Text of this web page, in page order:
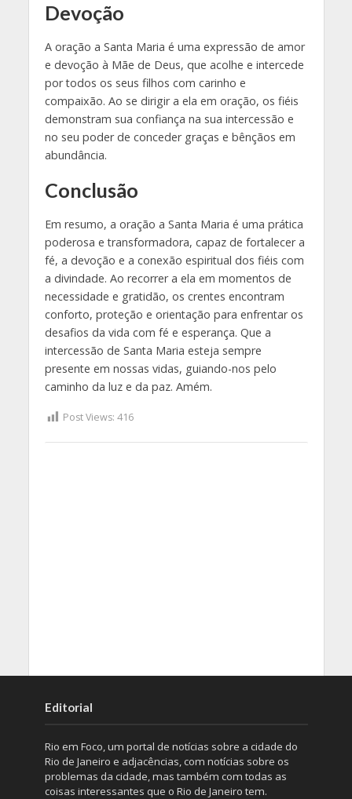
Devoção
A oração a Santa Maria é uma expressão de amor
e devoção à Mãe de Deus, que acolhe e intercede
por todos os seus filhos com carinho e
compaixão. Ao se dirigir a ela em oração, os fiéis
demonstram sua confiança na sua intercessão e
no seu poder de conceder graças e bênçãos em
abundância.
Conclusão
Em resumo, a oração a Santa Maria é uma prática
poderosa e transformadora, capaz de fortalecer a
fé, a devoção e a conexão espiritual dos fiéis com
a divindade. Ao recorrer a ela em momentos de
necessidade e gratidão, os crentes encontram
conforto, proteção e orientação para enfrentar os
desafios da vida com fé e esperança. Que a
intercessão de Santa Maria esteja sempre
presente em nossas vidas, guiando-nos pelo
caminho da luz e da paz. Amém.
Post Views: 416
Editorial
Rio em Foco, um portal de notícias sobre a cidade do
Rio de Janeiro e adjacências, com notícias sobre os
problemas da cidade, mas também com todas as
coisas interessantes que o Rio de Janeiro tem.